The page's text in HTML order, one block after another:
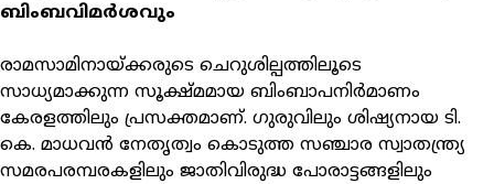
ബിംബവിമര്‍ശവും
രാമസാമിനായ്ക്കരുടെ ചെറുശില്പത്തിലൂടെ
സാധ്യമാക്കുന്ന സൂക്ഷ്മമായ ബിംബാപനിര്‍മാണം
കേരളത്തിലും പ്രസക്തമാണ്. ഗുരുവിലും ശിഷ്യനായ ടി.
കെ. മാധവന്‍ നേതൃത്വം കൊടുത്ത സഞ്ചാര സ്വാതന്ത്ര്യ
സമരപരമ്പരകളിലും ജാതിവിരുദ്ധ പോരാട്ടങ്ങളിലും